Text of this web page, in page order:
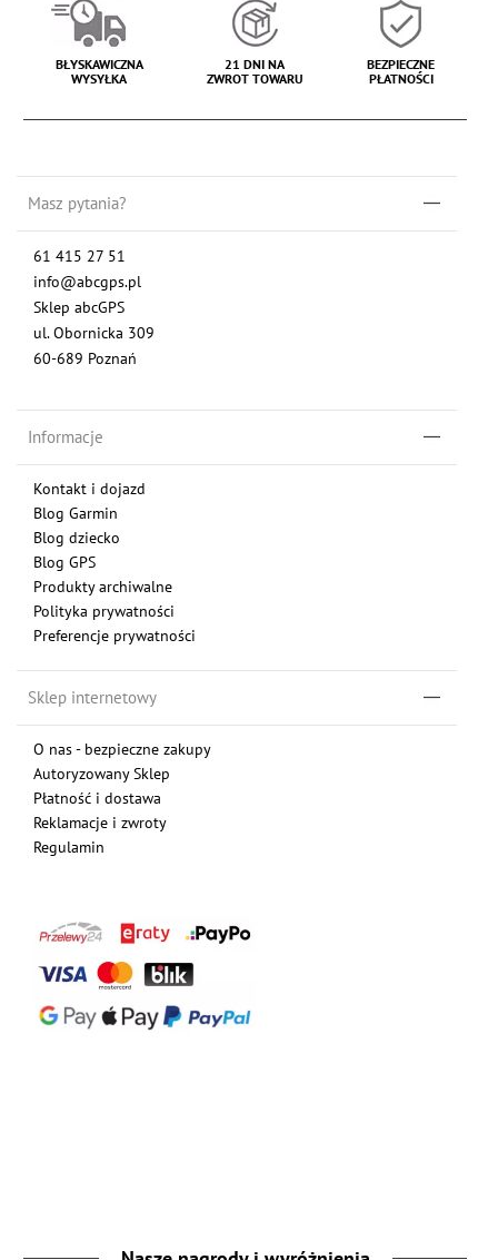
BŁYSKAWICZNA
WYSYŁKA
21 DNI NA
ZWROT TOWARU
BEZPIECZNE
PŁATNOŚCI
Masz pytania?
61 415 27 51
info@abcgps.pl
Sklep abcGPS
ul. Obornicka 309
60-689 Poznań
Informacje
Kontakt i dojazd
Blog Garmin
Blog dziecko
Blog GPS
Produkty archiwalne
Polityka prywatności
Preferencje prywatności
Sklep internetowy
O nas - bezpieczne zakupy
Autoryzowany Sklep
Płatność i dostawa
Reklamacje i zwroty
Regulamin